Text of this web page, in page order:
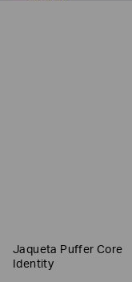
Jaqueta Puffer Core
Identity